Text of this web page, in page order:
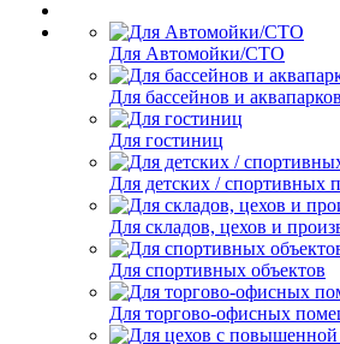
Для Автомойки/СТО
Для бассейнов и аквапарков
Для гостиниц
Для детских / спортивных
Для складов, цехов и
Для спортивных объектов
Для торгово-офисных